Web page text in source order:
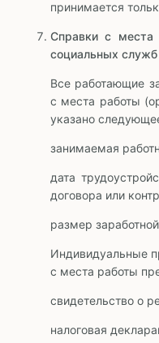
принимается
Справки с места
социальных
Все работающие
с места работы
указано
занимаемая
дата
договора или
размер
Индивидуальные
с места работы
свидетельство о
налоговая